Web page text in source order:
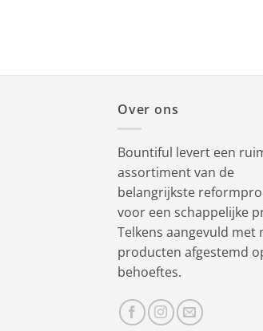
Over ons
Bountiful levert een
assortiment van de
belangrijkste
voor een schappelijke
Telkens aangevuld met
producten afgestemd
behoeftes.